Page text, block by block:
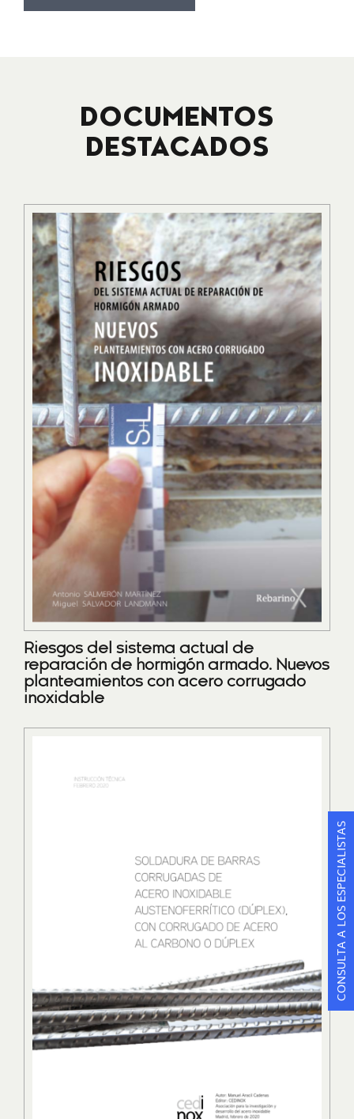
DOCUMENTOS
DESTACADOS
Riesgos del sistema actual de
reparación de hormigón armado. Nuevos
planteamientos con acero corrugado
inoxidable
CONSULTA A LOS ESPECIALISTAS